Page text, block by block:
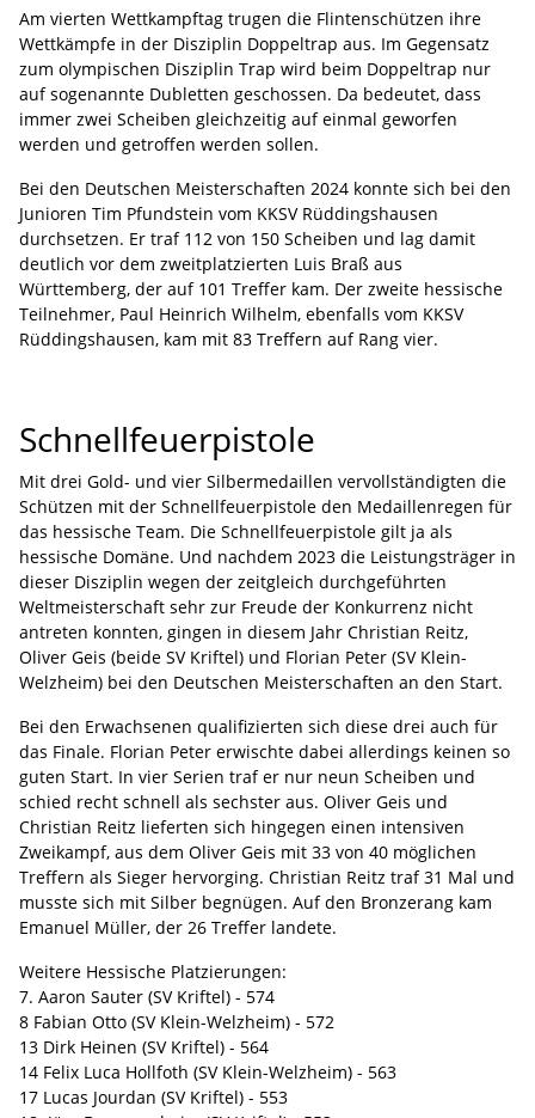
Am vierten Wettkampftag trugen die Flintenschützen ihre
Wettkämpfe in der Disziplin Doppeltrap aus. Im Gegensatz
zum olympischen Disziplin Trap wird beim Doppeltrap nur
auf sogenannte Dubletten geschossen. Da bedeutet, dass
immer zwei Scheiben gleichzeitig auf einmal geworfen
werden und getroffen werden sollen.
Bei den Deutschen Meisterschaften 2024 konnte sich bei den
Junioren Tim Pfundstein vom KKSV Rüddingshausen
durchsetzen. Er traf 112 von 150 Scheiben und lag damit
deutlich vor dem zweitplatzierten Luis Braß aus
Württemberg, der auf 101 Treffer kam. Der zweite hessische
Teilnehmer, Paul Heinrich Wilhelm, ebenfalls vom KKSV
Rüddingshausen, kam mit 83 Treffern auf Rang vier.
Schnellfeuerpistole
Mit drei Gold- und vier Silbermedaillen vervollständigten die
Schützen mit der Schnellfeuerpistole den Medaillenregen für
das hessische Team. Die Schnellfeuerpistole gilt ja als
hessische Domäne. Und nachdem 2023 die Leistungsträger in
dieser Disziplin wegen der zeitgleich durchgeführten
Weltmeisterschaft sehr zur Freude der Konkurrenz nicht
antreten konnten, gingen in diesem Jahr Christian Reitz,
Oliver Geis (beide SV Kriftel) und Florian Peter (SV Klein-
Welzheim) bei den Deutschen Meisterschaften an den Start.
Bei den Erwachsenen qualifizierten sich diese drei auch für
das Finale. Florian Peter erwischte dabei allerdings keinen so
guten Start. In vier Serien traf er nur neun Scheiben und
schied recht schnell als sechster aus. Oliver Geis und
Christian Reitz lieferten sich hingegen einen intensiven
Zweikampf, aus dem Oliver Geis mit 33 von 40 möglichen
Treffern als Sieger hervorging. Christian Reitz traf 31 Mal und
musste sich mit Silber begnügen. Auf den Bronzerang kam
Emanuel Müller, der 26 Treffer landete.
Weitere Hessische Platzierungen:
7. Aaron Sauter (SV Kriftel) - 574
8 Fabian Otto (SV Klein-Welzheim) - 572
13 Dirk Heinen (SV Kriftel) - 564
14 Felix Luca Hollfoth (SV Klein-Welzheim) - 563
17 Lucas Jourdan (SV Kriftel) - 553